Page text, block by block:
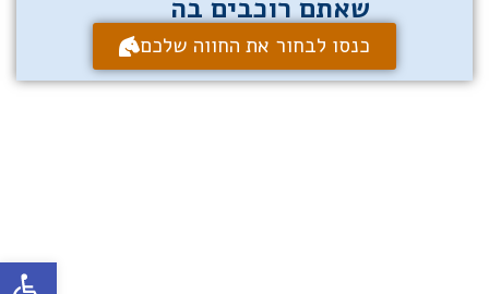
פתח
שאתם רוכבים בה
כנסו לבחור את החווה שלכם